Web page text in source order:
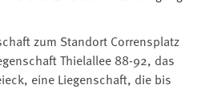
zum Standort Corrensplatz
Thielallee 88-92, das
eine Liegenschaft, die bis